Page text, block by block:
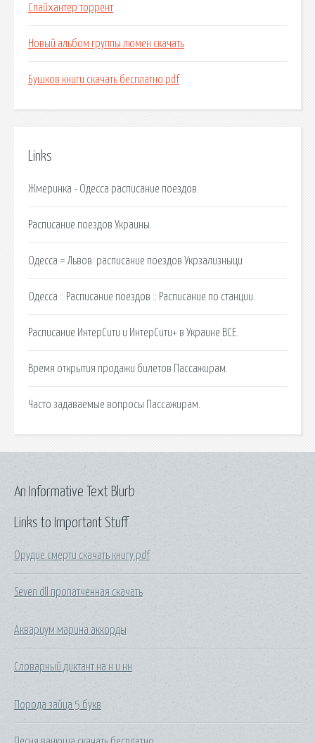
Спайхантер торрент
Новый альбом группы люмен скачать
Бушков книги скачать бесплатно pdf
Links
Жмеринка - Одесса расписание поездов.
Расписание поездов Украины.
Одесса = Львов: расписание поездов Укрзализныци
Одесса :: Расписание поездов :: Расписание по станции.
Расписание ИнтерСити и ИнтерСити+ в Украине ВСЕ.
Время открытия продажи билетов Пассажирам.
Часто задаваемые вопросы Пассажирам.
Links to Important Stuff
Орудие смерти скачать книгу pdf
Seven dll пропатченная скачать
Аквариум марина аккорды
Словарный диктант на н и нн
Порода зайца 5 букв
An Informative Text Blurb